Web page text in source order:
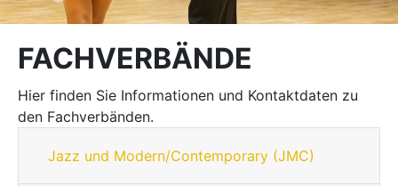
FACHVERBÄNDE
Hier finden Sie Informationen und Kontaktdaten zu
den Fachverbänden.
Jazz und Modern/Contemporary (JMC)